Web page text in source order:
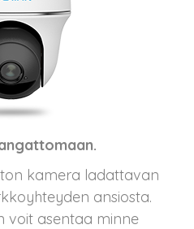
kamera ladattavan
ansiosta.
voit asentaa minne